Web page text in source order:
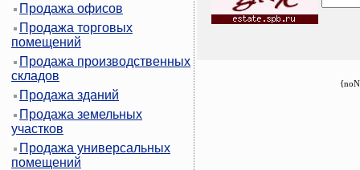
Продажа офисов
Продажа торговых
помещений
Продажа производственных
складов
Продажа зданий
Продажа земельных
участков
Продажа универсальных
помещений